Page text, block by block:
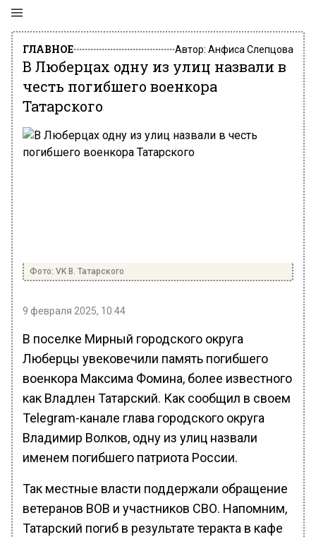
ГЛАВНОЕ Автор: Анфиса Слепцова
В Люберцах одну из улиц назвали в
честь погибшего военкора
Татарского
Фото: VK В. Татарского
9 февраля 2025, 10:44
В поселке Мирный городского округа
Люберцы увековечили память погибшего
военкора Максима Фомина, более известного
как Владлен Татарский. Как сообщил в своем
Telegram-канале глава городского округа
Владимир Волков, одну из улиц назвали
именем погибшего патриота России.
Так местные власти поддержали обращение
ветеранов ВОВ и участников СВО. Напомним,
Татарский погиб в результате теракта в кафе